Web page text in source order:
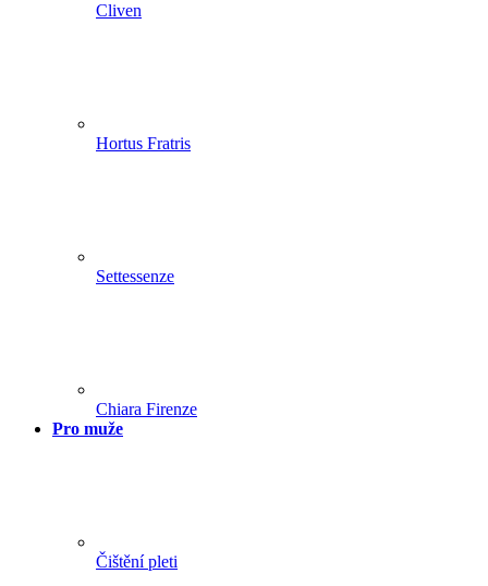
Cliven
Hortus Fratris
Settessenze
Chiara Firenze
Pro muže
Čištění pleti